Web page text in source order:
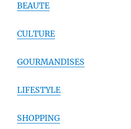
BEAUTE
CULTURE
GOURMANDISES
LIFESTYLE
SHOPPING